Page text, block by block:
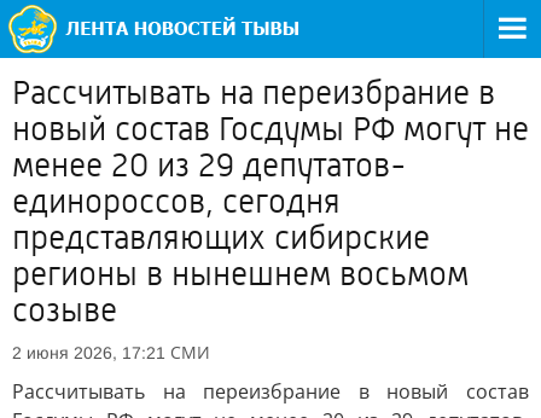
Рассчитывать на переизбрание в
новый состав Госдумы РФ могут не
менее 20 из 29 депутатов-
единороссов, сегодня
представляющих сибирские
регионы в нынешнем восьмом
созыве
2 июня 2026, 17:21 СМИ
Рассчитывать на переизбрание в новый состав